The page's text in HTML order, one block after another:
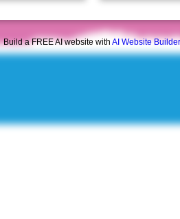
Build a FREE AI website with AI Website Builder